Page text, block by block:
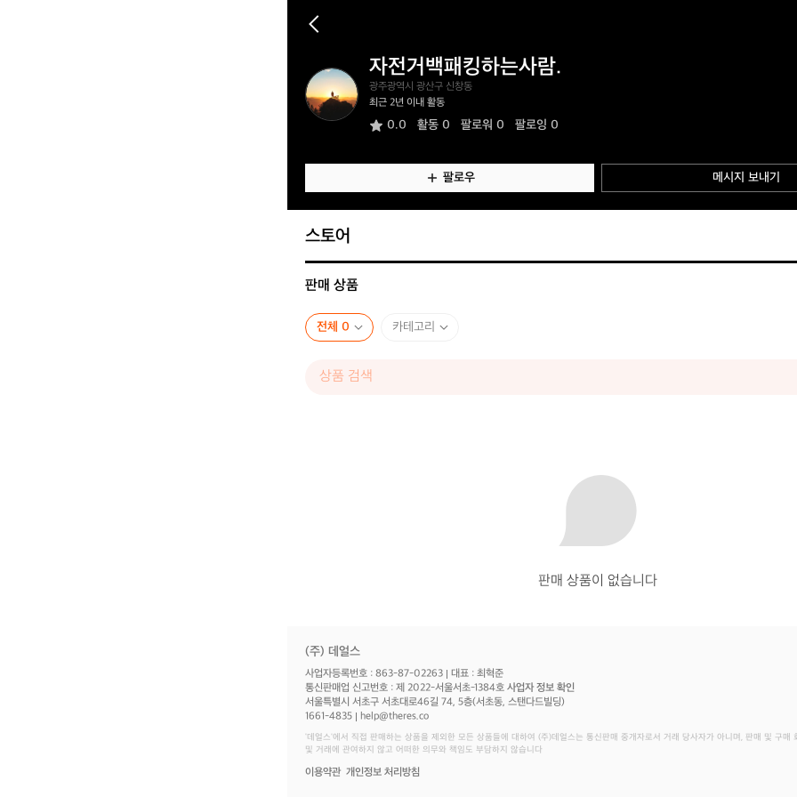
자
전
거
킹
는
사
람.
자전거백패킹하는사람.
광주광역시 광산구 신창동
최근 2년 이내 활동
0.0 활동 0 팔로워 0 팔로잉 0
팔로우 메시지 보내기
스토어
판매 상품
전체 0 카테고리
판매 상품이 없습니다
(주) 데얼스
사업자등록번호 : 863-87-02263 대표 : 최혁준
통신판매업 신고번호 : 제 2022-서울서초-1384호 사업자 정보 확인
서울특별시 서초구 서초대로46길 74, 5층(서초동, 스탠다드빌딩)
1661-4835 help@theres.co
‘데얼스'에서 직접 판매하는 상품을 제외한 모든 상품들에 대하여 (주)데얼스는 통신판매 중개자로서 거래 당사자가 아니며, 판매 및 구매
및 거래에 관여하지 않고 어떠한 의무와 책임도 부담하지 않습니다
이용약관 개인정보 처리방침